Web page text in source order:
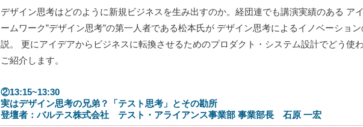
デザイン思考はどのように新規ビジネスを生み出すのか。経団連でも講演実績のある ア
ームワーク”デザイン思考”の第一人者である松本氏が デザイン思考によるイノベーショ
説。 更にアイデアからビジネスに転換させるためのプロダクト・システム設計でどう使
ご紹介します。
②13:15~13:30
実はデザイン思考の兄弟？「テスト思考」とその勘所
登壇者：バルテス株式会社 テスト・アライアンス事業部 事業部長 石原 一宏